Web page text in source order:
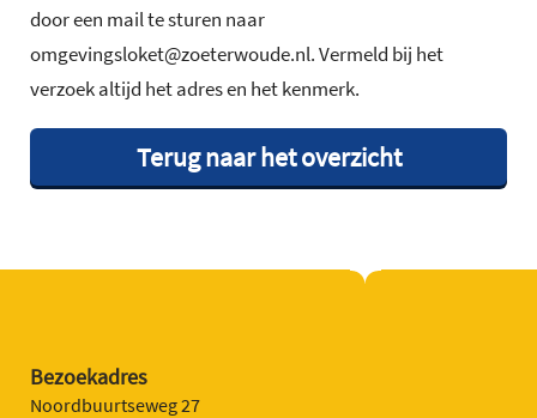
door een mail te sturen naar
omgevingsloket@zoeterwoude.nl. Vermeld bij het
verzoek altijd het adres en het kenmerk.
Terug naar het overzicht
Bezoekadres
Noordbuurtseweg 27